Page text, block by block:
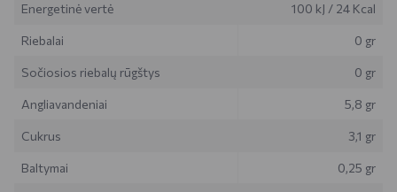
Energetinė vertė 100 kJ / 24 Kcal
Riebalai 0 gr
Sočiosios riebalų rūgštys 0 gr
Angliavandeniai 5,8 gr
Cukrus 3,1 gr
Baltymai 0,25 gr